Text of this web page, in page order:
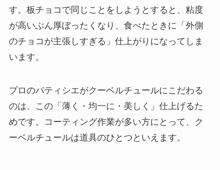
す。板チョコで同じことをしようとすると、粘度
が高いぶん厚ぼったくなり、食べたときに「外側
のチョコが主張しすぎる」仕上がりになってしま
います。
プロのパティシエがクーベルチュールにこだわる
のは、この「薄く・均一に・美しく」仕上げるた
めです。コーティング作業が多い方にとって、ク
ーベルチュールは道具のひとつといえます。